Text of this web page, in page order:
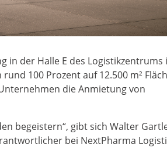
in der Halle E des Logistikzentrums
100 Prozent auf 12.500 m²
die Anmietung von
begeistern“, gibt sich Walter
bei NextPharma